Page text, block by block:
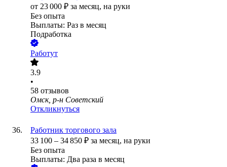
от 23 000 ₽ за месяц, на руки
Без опыта
Выплаты: Раз в месяц
Подработка
Работут
3.9
•
58 отзывов
Омск, р-н Советский
Откликнуться
Работник торгового зала
33 100 – 34 850 ₽ за месяц, на руки
Без опыта
Выплаты: Два раза в месяц